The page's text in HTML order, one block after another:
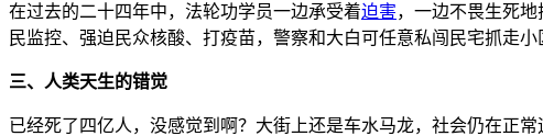
在过去的二十四年中，法轮功学员一边承受着迫害，一边不畏生死
民监控、强迫民众核酸、打疫苗，警察和大白可任意私闯民宅抓走
三、人类天生的错觉
已经死了四亿人，没感觉到啊？大街上还是车水马龙，社会仍在正常